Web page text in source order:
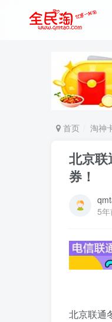
首页 淘神
北京联
券！
5
北京联通